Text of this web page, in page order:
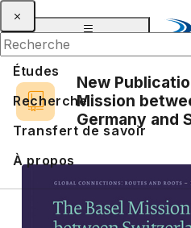
Études
Recherche
Transfert de savoir
À propos
New
Mission
Germany and